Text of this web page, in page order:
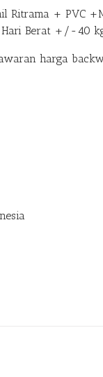
Ritrama + PVC
Hari Berat +/-40
harga